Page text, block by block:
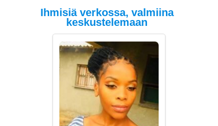
Ihmisiä verkossa, valmiina
keskustelemaan